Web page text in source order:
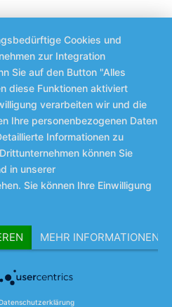
Cookies und
zur Integration
Sie auf den Button "Alles
diese Funktionen aktiviert
verarbeiten wir und die
Ihre personenbezogenen Daten
Informationen zu
können Sie
in unserer
Sie können Ihre Einwilligung
MEHR INFORMATIONEN